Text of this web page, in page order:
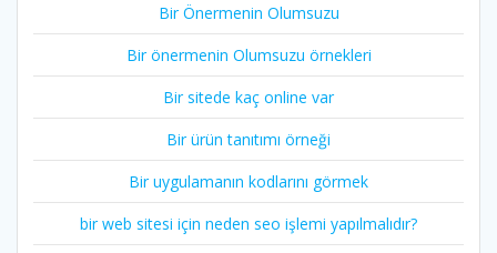
Bir Önermenin Olumsuzu
Bir önermenin Olumsuzu örnekleri
Bir sitede kaç online var
Bir ürün tanıtımı örneği
Bir uygulamanın kodlarını görmek
bir web sitesi için neden seo işlemi yapılmalıdır?